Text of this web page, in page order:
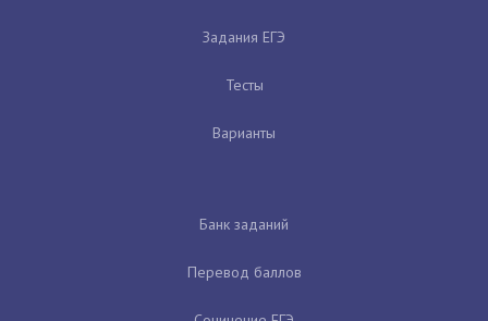
Задания ЕГЭ
Тесты
Варианты
Банк заданий
Перевод баллов